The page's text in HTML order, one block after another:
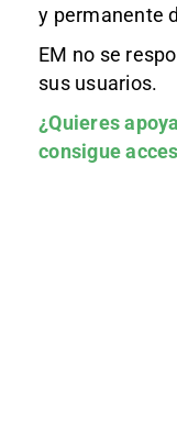
y permanente
EM no se
sus usuarios.
¿Quieres
consigue